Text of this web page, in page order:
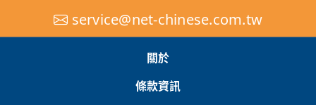
service@net-chinese.com.tw
關於
條款資訊